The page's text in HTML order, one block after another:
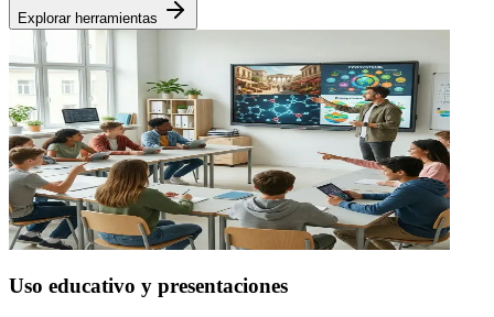
Explorar herramientas
Uso educativo y presentaciones